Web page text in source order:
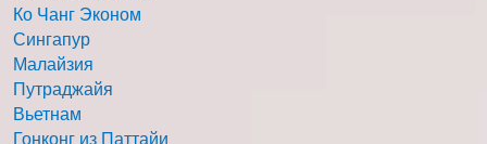
Ко Чанг Эконом
Сингапур
Малайзия
Путраджайя
Вьетнам
Гонконг из Паттайи